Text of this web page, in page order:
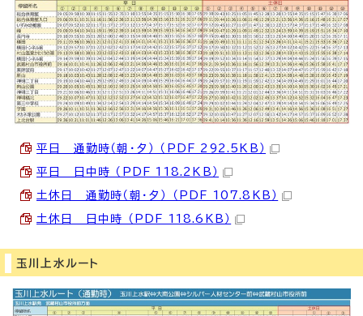
平日 通勤時（朝・夕） （PDF 292.5KB）
平日 日中時 （PDF 118.2KB）
土休日 通勤時（朝・夕） （PDF 107.8KB）
土休日 日中時 （PDF 118.6KB）
玉川上水ルート